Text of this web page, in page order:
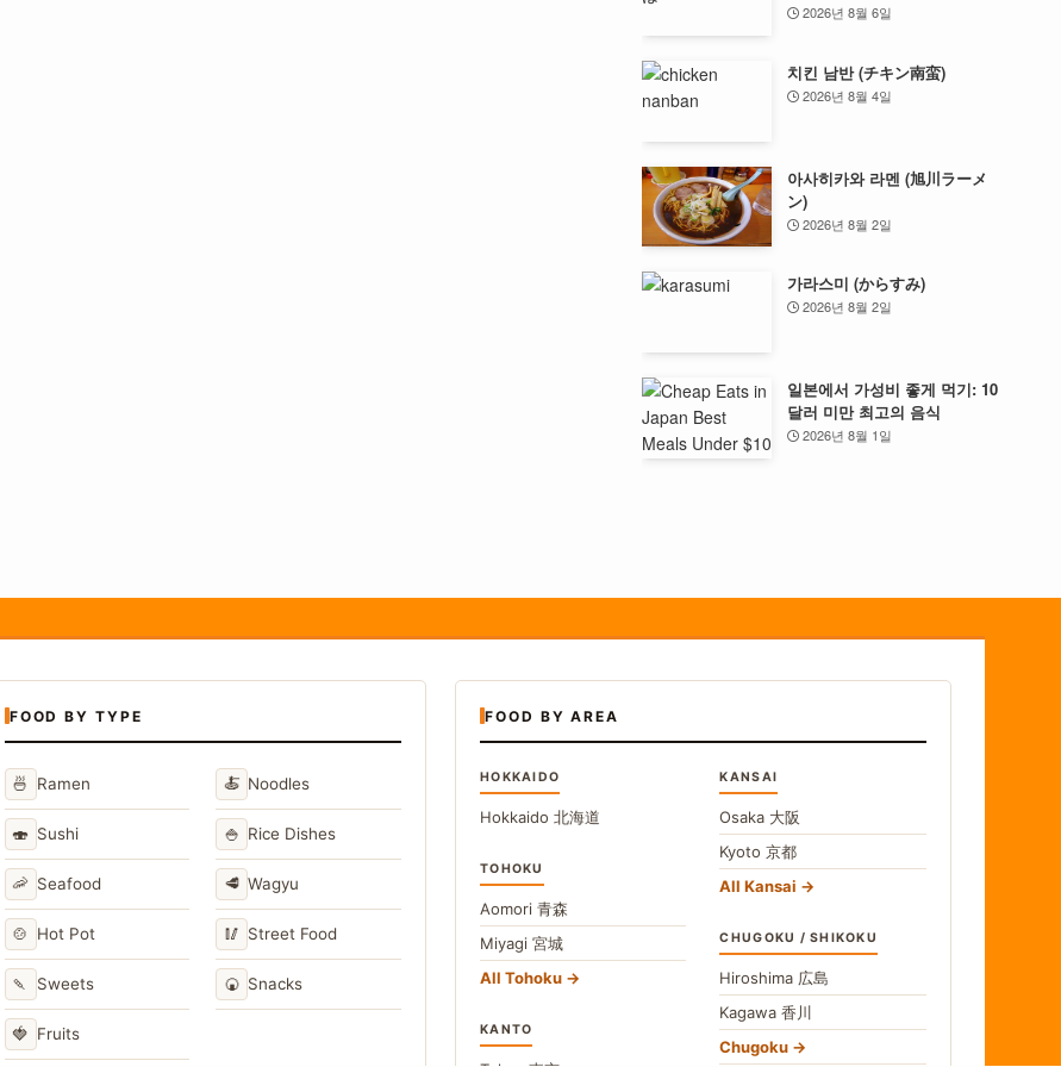
2026년 8월 6일
치킨 남반 (チキン南蛮)
2026년 8월 4일
아사히카와 라멘 (旭川ラーメ
ン)
2026년 8월 2일
가라스미 (からすみ)
2026년 8월 2일
일본에서 가성비 좋게 먹기: 10
달러 미만 최고의 음식
2026년 8월 1일
FOOD BY TYPE
🍜 Ramen 🍝 Noodles
🍣 Sushi 🍚 Rice Dishes
🦐 Seafood 🥩 Wagyu
🍲 Hot Pot 🥢 Street Food
🍡 Sweets 🍘 Snacks
🍓 Fruits
FOOD BY AREA
HOKKAIDO
Hokkaido 北海道
TOHOKU
Aomori 青森
Miyagi 宮城
All Tohoku
KANTO
KANSAI
Osaka 大阪
Kyoto京都
All Kansai
CHUGOKU / SHIKOKU
Hiroshima 広島
Kagawa香川
Chugoku